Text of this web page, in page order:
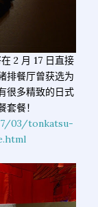
2 月 17 日直接
排餐厅曾获选为
很多精致的日式
餐！
03/tonkatsu-